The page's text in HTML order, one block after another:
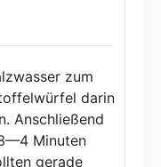
zum
darin
Anschließend
Minuten
gerade